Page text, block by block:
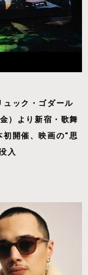
ュック・ゴダール
）より新宿・歌舞
初開催、映画の“思
入